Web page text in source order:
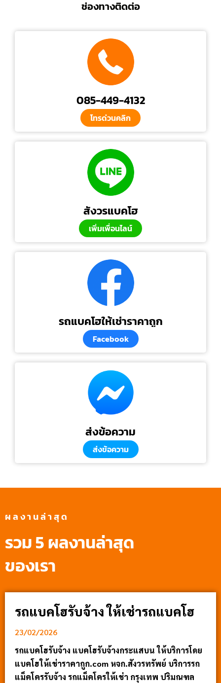
ช่องทางติดต่อ
085-449-4132
โทรด่วนคลิก
สังวรแบคโฮ
เพิ่มเพื่อนไลน์
รถแบคโฮให้เช่าราคาถูก
Facebook
ส่งข้อความ
ส่งข้อความ
ผลงานล่าสุด
รวม 5 ผลงานล่าสุด
ของเรา
รถแบคโฮรับจ้าง ให้เช่ารถแบคโฮ
23/02/2026
รถแบคโฮรับจ้าง แบคโฮรับจ้างกระแสบน ให้บริการโดย
แบคโฮให้เช่าราคาถูก.com หจก.สังวรทรัพย์ บริการรถ
แม็คโครรับจ้าง รถแม็คโครให้เช่า กรุงเทพ ปริมณฑล